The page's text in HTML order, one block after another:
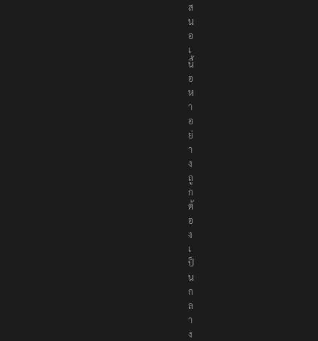
ส
น
อ
เ
นื้
อ
ห
า
อ
ย่
า
ง
ถู
ก
ต้
อ
ง
เ
ป็
น
ก
ล
า
ง